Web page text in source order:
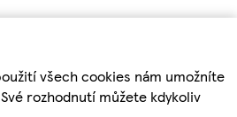
všech cookies nám umožníte
rozhodnutí můžete kdykoliv